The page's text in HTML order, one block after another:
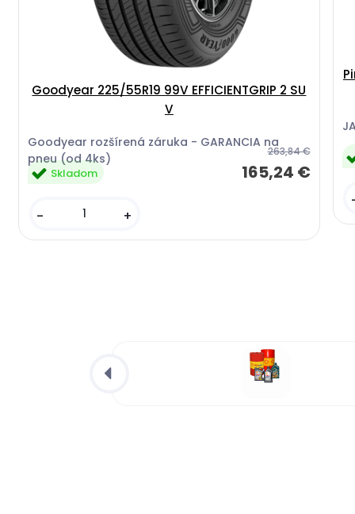
Goodyear 225/55R19 99V EFFICIENTGRIP 2 SU
V
Goodyear rozšírená záruka - GARANCIA na
pneu (od 4ks)
263,84 €
165,24 €
- +
Skladom